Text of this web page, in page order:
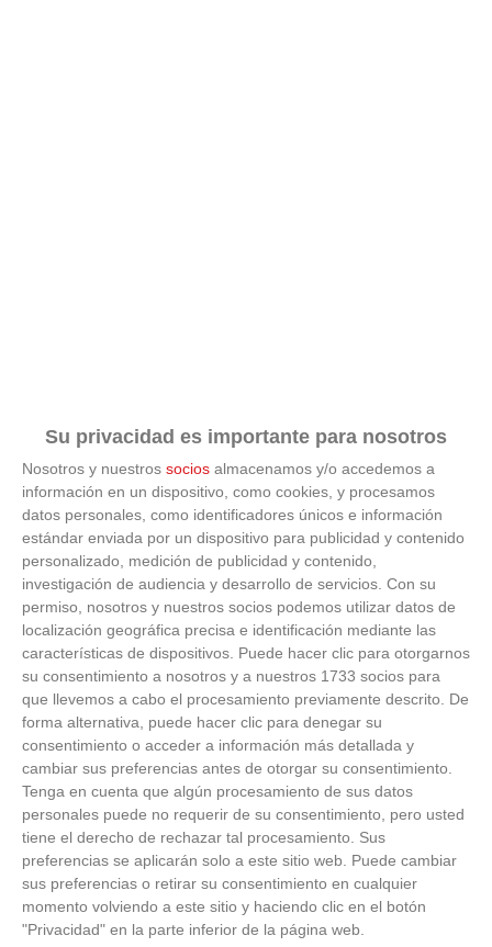
Su privacidad es importante para nosotros
Nosotros y nuestros socios almacenamos y/o accedemos a
información en un dispositivo, como cookies, y procesamos
datos personales, como identificadores únicos e información
estándar enviada por un dispositivo para publicidad y contenido
personalizado, medición de publicidad y contenido,
investigación de audiencia y desarrollo de servicios. Con su
permiso, nosotros y nuestros socios podemos utilizar datos de
localización geográfica precisa e identificación mediante las
características de dispositivos. Puede hacer clic para otorgarnos
su consentimiento a nosotros y a nuestros 1733 socios para
que llevemos a cabo el procesamiento previamente descrito. De
forma alternativa, puede hacer clic para denegar su
consentimiento o acceder a información más detallada y
cambiar sus preferencias antes de otorgar su consentimiento.
Tenga en cuenta que algún procesamiento de sus datos
personales puede no requerir de su consentimiento, pero usted
tiene el derecho de rechazar tal procesamiento. Sus
preferencias se aplicarán solo a este sitio web. Puede cambiar
sus preferencias o retirar su consentimiento en cualquier
momento volviendo a este sitio y haciendo clic en el botón
"Privacidad" en la parte inferior de la página web.